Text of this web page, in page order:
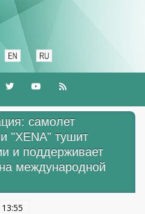
самолет
"XENA" тушит
и поддерживает
международной